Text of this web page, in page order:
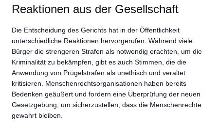
Reaktionen aus der Gesellschaft
Die Entscheidung des Gerichts hat in der Öffentlichkeit
unterschiedliche Reaktionen hervorgerufen. Während viele
Bürger die strengeren Strafen als notwendig erachten, um die
Kriminalität zu bekämpfen, gibt es auch Stimmen, die die
Anwendung von Prügelstrafen als unethisch und veraltet
kritisieren. Menschenrechtsorganisationen haben bereits
Bedenken geäußert und fordern eine Überprüfung der neuen
Gesetzgebung, um sicherzustellen, dass die Menschenrechte
gewahrt bleiben.